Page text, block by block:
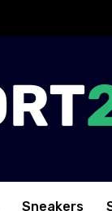
Sneakers